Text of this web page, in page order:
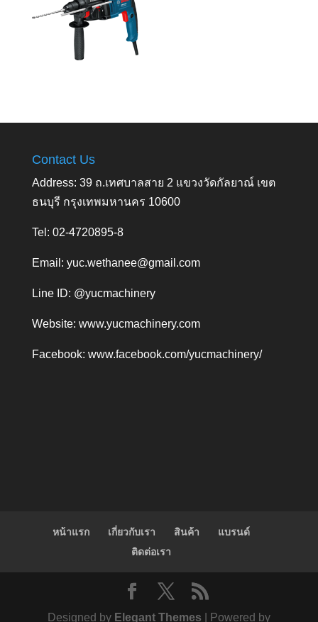
Contact Us
Address: 39 ถ.เทศบาลสาย 2 แขวงวัดกัลยาณ์ เขต
ธนบุรี กรุงเทพมหานคร 10600
Tel: 02-4720895-8
Email: yuc.wethanee@gmail.com
Line ID: @yucmachinery
Website: www.yucmachinery.com
Facebook: www.facebook.com/yucmachinery/
หน้าแรก เกี่ยวกับเรา สินค้า
แบรนด์
ติดต่อเรา
Designed by Elegant Themes | Powered by